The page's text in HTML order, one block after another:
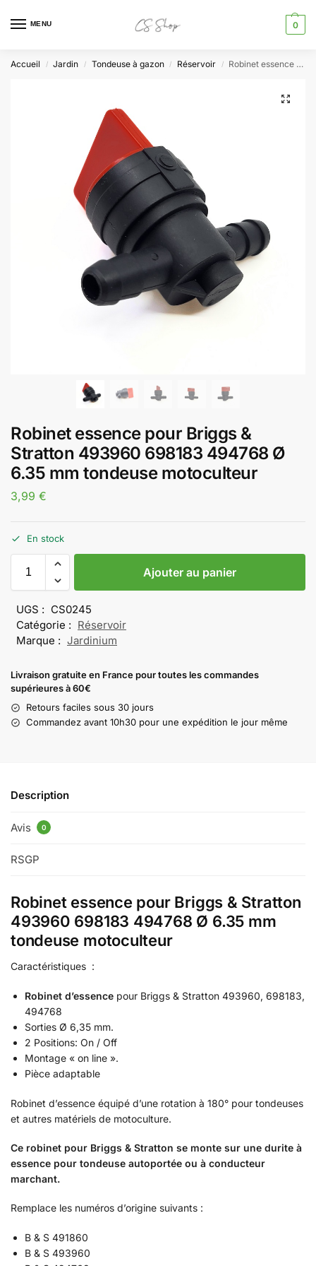
MENU 0
Accueil / Jardin / Tondeuse à gazon / Réservoir / Robinet essence pour Briggs & Stratton 493960 698183 494768 Ø 6.35 mm tondeuse motoculteur
Robinet essence pour Briggs &
Stratton 493960 698183 494768 Ø
6.35 mm tondeuse motoculteur
3,99 €
En stock
Ajouter au panier
UGS : CS0245
Catégorie : Réservoir
Marque : Jardinium
Livraison gratuite en France pour toutes les commandes
supérieures à 60€
Retours faciles sous 30 jours
Commandez avant 10h30 pour une expédition le jour même
Description
Avis 0
RSGP
Robinet essence pour Briggs & Stratton
493960 698183 494768 Ø 6.35 mm
tondeuse motoculteur
Caractéristiques :
Robinet d’essence pour Briggs & Stratton 493960, 698183,
494768
Sorties Ø 6,35 mm.
2 Positions: On / Off
Montage « on line ».
Pièce adaptable
Robinet d’essence équipé d’une rotation à 180° pour tondeuses
et autres matériels de motoculture.
Ce robinet pour Briggs & Stratton se monte sur une durite à
essence pour tondeuse autoportée ou à conducteur
marchant.
Remplace les numéros d’origine suivants :
B & S 491860
B & S 493960